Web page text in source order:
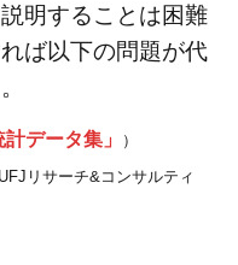
明することは困難
ば以下の問題が代
データ集」
）
リサーチ&コンサルティ